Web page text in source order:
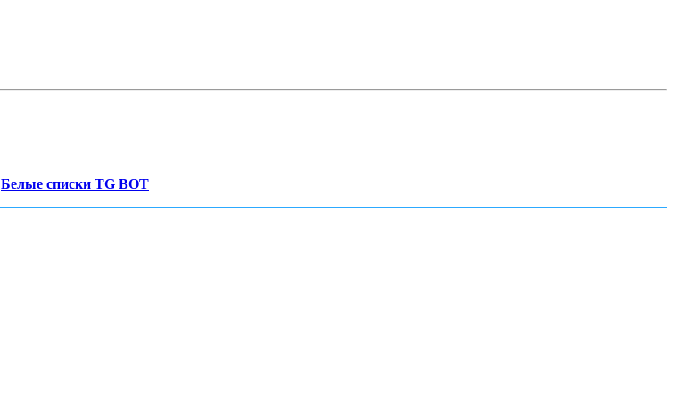
Белые списки TG BOT